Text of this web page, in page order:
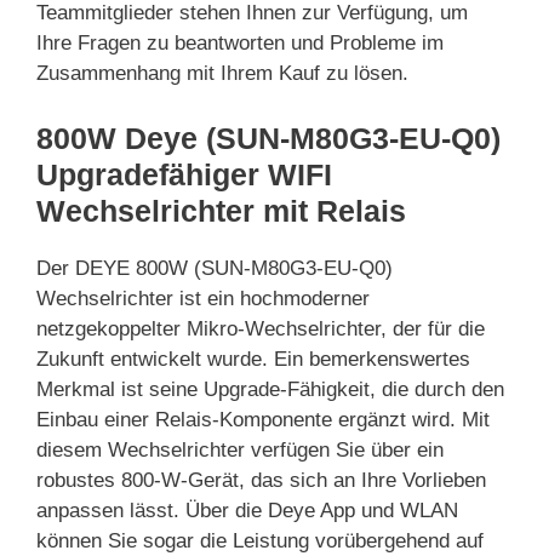
Teammitglieder stehen Ihnen zur Verfügung, um
Ihre Fragen zu beantworten und Probleme im
Zusammenhang mit Ihrem Kauf zu lösen.
800W Deye (SUN-M80G3-EU-Q0)
Upgradefähiger WIFI
Wechselrichter mit Relais
Der DEYE 800W (SUN-M80G3-EU-Q0)
Wechselrichter ist ein hochmoderner
netzgekoppelter Mikro-Wechselrichter, der für die
Zukunft entwickelt wurde. Ein bemerkenswertes
Merkmal ist seine Upgrade-Fähigkeit, die durch den
Einbau einer Relais-Komponente ergänzt wird. Mit
diesem Wechselrichter verfügen Sie über ein
robustes 800-W-Gerät, das sich an Ihre Vorlieben
anpassen lässt. Über die Deye App und WLAN
können Sie sogar die Leistung vorübergehend auf